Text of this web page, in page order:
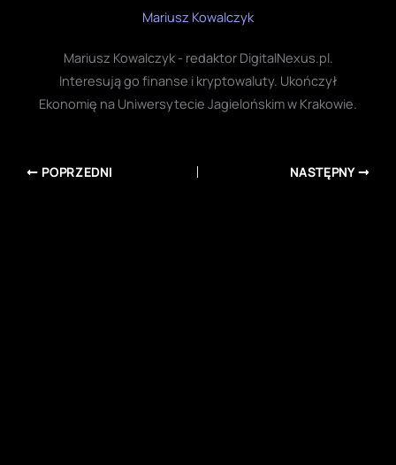
Mariusz Kowalczyk
Mariusz Kowalczyk - redaktor DigitalNexus.pl.
Interesują go finanse i kryptowaluty. Ukończył
Ekonomię na Uniwersytecie Jagielońskim w Krakowie.
POPRZEDNI NASTĘPNY